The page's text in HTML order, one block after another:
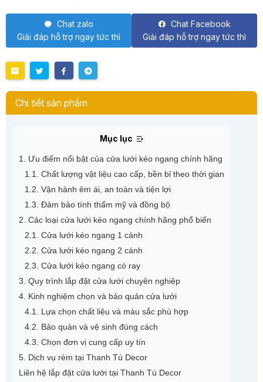
Chat zalo
Giải đáp hỗ trợ ngay tức thì
Chat Facebook
Giải đáp hỗ trợ ngay tức thì
Chi tiết sản phẩm
Mục lục
1. Ưu điểm nổi bật của cửa lưới kéo ngang chính hãng
1.1. Chất lượng vật liệu cao cấp, bền bỉ theo thời gian
1.2. Vận hành êm ái, an toàn và tiện lợi
1.3. Đảm bảo tính thẩm mỹ và đồng bộ
2. Các loại cửa lưới kéo ngang chính hãng phổ biến
2.1. Cửa lưới kéo ngang 1 cánh
2.2. Cửa lưới kéo ngang 2 cánh
2.3. Cửa lưới kéo ngang có ray
3. Quy trình lắp đặt cửa lưới chuyên nghiệp
4. Kinh nghiệm chọn và bảo quản cửa lưới
4.1. Lựa chọn chất liệu và màu sắc phù hợp
4.2. Bảo quản và vệ sinh đúng cách
4.3. Chọn đơn vị cung cấp uy tín
5. Dịch vụ rèm tại Thanh Tú Decor
Liên hệ lắp đặt cửa lưới tại Thanh Tú Decor